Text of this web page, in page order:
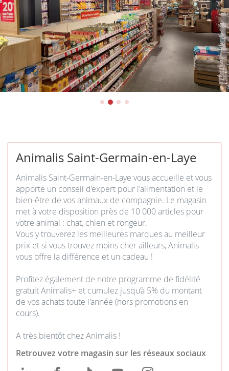
Animalis Saint-Germain-en-Laye
Animalis Saint-Germain-en-Laye vous accueille et vous
apporte un conseil d’expert pour l'alimentation et le
bien-être de vos animaux de compagnie. Le magasin
met à votre disposition près de 10 000 articles pour
votre animal : chat, chien et rongeur.
Vous y trouverez les meilleures marques au meilleur
prix et si vous trouvez moins cher ailleurs, Animalis
vous offre la différence et un cadeau !
Profitez également de notre programme de fidélité
gratuit Animalis+ et cumulez jusqu’à 5% du montant
de vos achats toute l'année (hors promotions en
cours).
A très bientôt chez Animalis !
Retrouvez votre magasin sur les réseaux sociaux